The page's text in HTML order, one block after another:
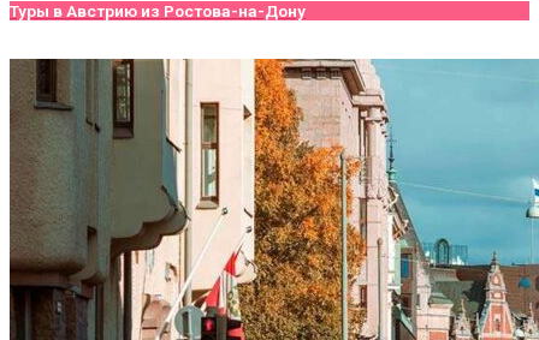
Туры в Австрию из Ростова-на-Дону